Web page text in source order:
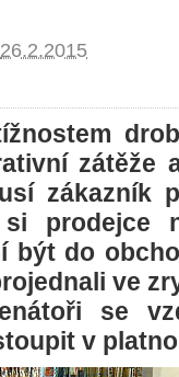
26.2.2015
zátěže
zákazník
prodejce
být do
ve
se
v